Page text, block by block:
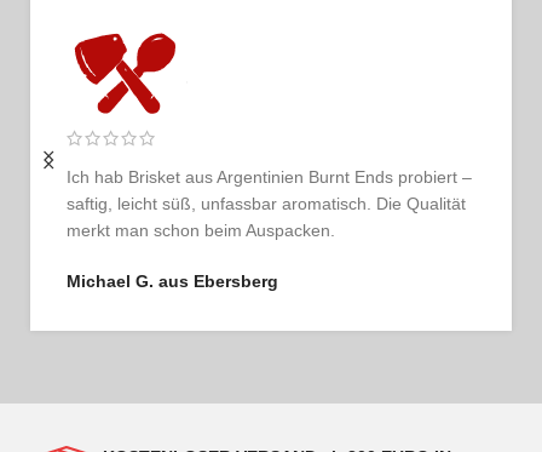
Ich bestelle regelmäßig und bin jedes Mal begeistert.
Das Fleisch ist tadellos, der Service persönlich und
ehrlich. So schmeckt Vertrauen.
Thomas G. aus Hamburg